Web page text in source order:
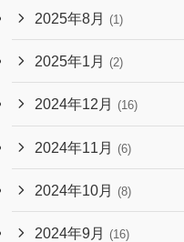
2025年8月 (1)
2025年1月 (2)
2024年12月 (16)
2024年11月 (6)
2024年10月 (8)
2024年9月 (16)